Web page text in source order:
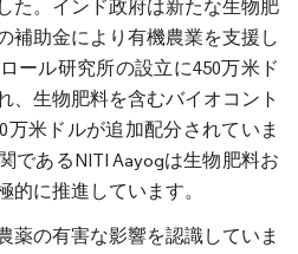
た。インド政府は新たな生物肥
補助金により有機農業を支援し
ール研究所の設立に450万米ド
、生物肥料を含むバイオコント
万米ドルが追加配分されていま
であるNITI Aayogは生物肥料お
的に推進しています。
薬の有害な影響を認識していま